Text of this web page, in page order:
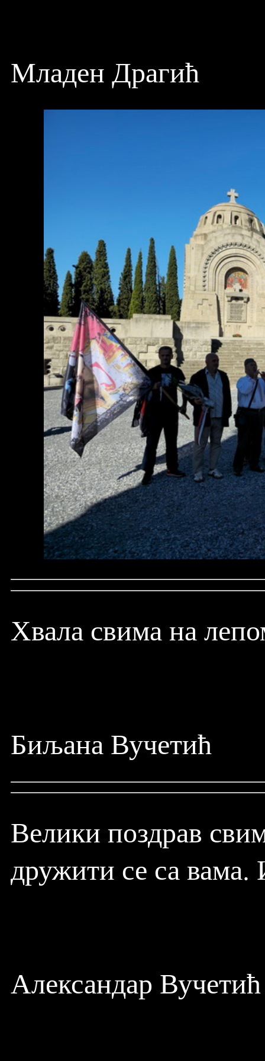
Младен Драгић
Хвала свима на
Биљана Вучетић
Велики поздрав
дружити се са вама.
Александар Вучетић